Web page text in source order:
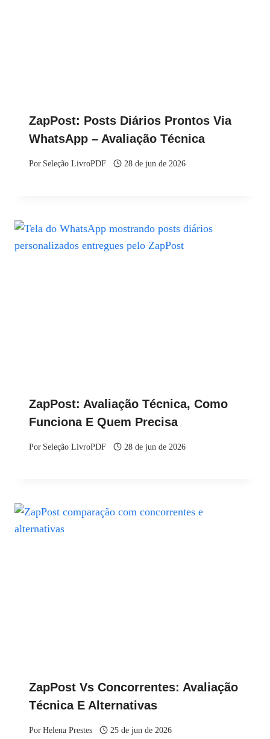
ZapPost: Posts Diários Prontos Via
WhatsApp – Avaliação Técnica
Por Seleção LivroPDF 28 de jun de 2026
ZapPost: Avaliação Técnica, Como
Funciona E Quem Precisa
Por Seleção LivroPDF 28 de jun de 2026
ZapPost Vs Concorrentes: Avaliação
Técnica E Alternativas
PorHelena Prestes 25 de jun de 2026